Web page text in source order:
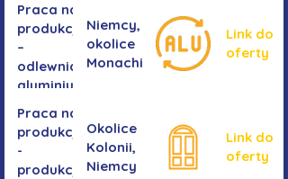
Praca na
produkcji
–
odlewnia
aluminium
Niemcy,
okolice
Monachium
Link do
oferty
Praca na
produkcji
-
produkcja
Okolice
Kolonii,
Niemcy
Link do
oferty